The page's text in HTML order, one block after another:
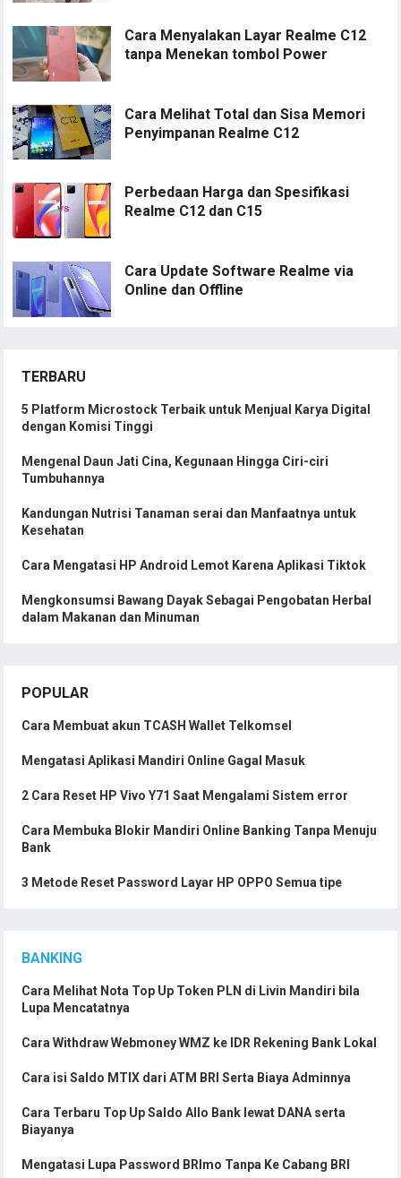
Cara Menyalakan Layar Realme C12
tanpa Menekan tombol Power
Cara Melihat Total dan Sisa Memori
Penyimpanan Realme C12
Perbedaan Harga dan Spesifikasi
Realme C12 dan C15
Cara Update Software Realme via
Online dan Offline
TERBARU
5 Platform Microstock Terbaik untuk Menjual Karya Digital
dengan Komisi Tinggi
Mengenal Daun Jati Cina, Kegunaan Hingga Ciri-ciri
Tumbuhannya
Kandungan Nutrisi Tanaman serai dan Manfaatnya untuk
Kesehatan
Cara Mengatasi HP Android Lemot Karena Aplikasi Tiktok
Mengkonsumsi Bawang Dayak Sebagai Pengobatan Herbal
dalam Makanan dan Minuman
POPULAR
Cara Membuat akun TCASH Wallet Telkomsel
Mengatasi Aplikasi Mandiri Online Gagal Masuk
2 Cara Reset HP Vivo Y71 Saat Mengalami Sistem error
Cara Membuka Blokir Mandiri Online Banking Tanpa Menuju
Bank
3 Metode Reset Password Layar HP OPPO Semua tipe
BANKING
Cara Melihat Nota Top Up Token PLN di Livin Mandiri bila
Lupa Mencatatnya
Cara Withdraw Webmoney WMZ ke IDR Rekening Bank Lokal
Cara isi Saldo MTIX dari ATM BRI Serta Biaya Adminnya
Cara Terbaru Top Up Saldo Allo Bank lewat DANA serta
Biayanya
Mengatasi Lupa Password BRImo Tanpa Ke Cabang BRI